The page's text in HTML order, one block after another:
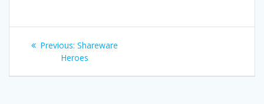
Beitragsnavigation
Previous: Previous
post:
Shareware
Heroes